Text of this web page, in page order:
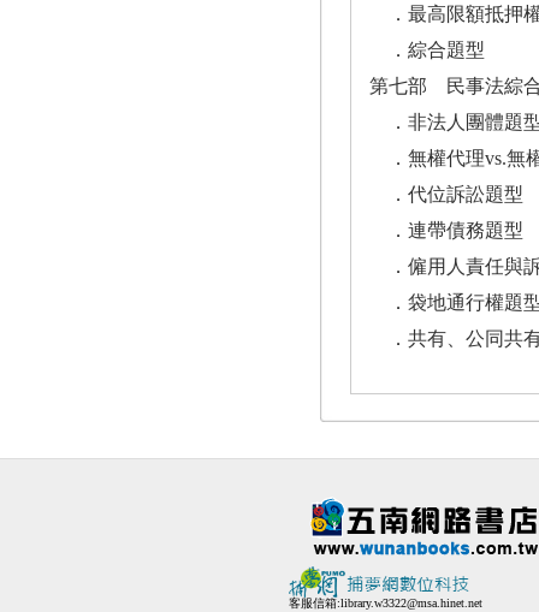
．最高限額抵押
．綜合題型
第七部 民事法綜
．非法人團體題
．無權代理vs.無
．代位訴訟題型
．連帶債務題型
．僱用人責任與
．袋地通行權題
．共有、公同共
客服信箱:library.w3322@msa.hinet.net